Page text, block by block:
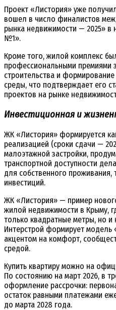
Проект «Листория» уже
вошел в число финалистов
рынка недвижимости — 2025»
№1».
Кроме того, жилой комплекс
профессиональными премиями
строительства и
среды, что подтверждает его
проектов на рынке
Инвестиционная и
ЖК «Листория» формируется
реализацией (сроки сдачи —
малоэтажной застройки,
транспортной доступности
для собственного проживания,
инвестиций.
ЖК «Листория» — пример
жилой недвижимости в Крыму,
только квадратные метры, но и
Интерстрой формирует
акцентом на комфорт,
средой.
Купить квартиру можно на
По состоянию на март 2026, в
оформление рассрочки:
остаток равными платежами
до марта 2028 года.